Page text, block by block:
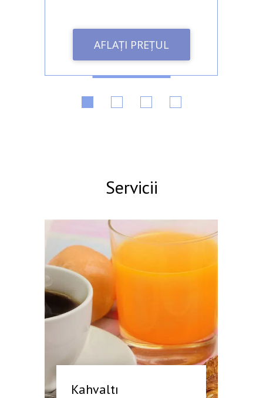
AFLAȚI PREȚUL
Servicii
Kahvaltı